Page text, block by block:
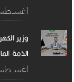
05
وزير
الذمة
05